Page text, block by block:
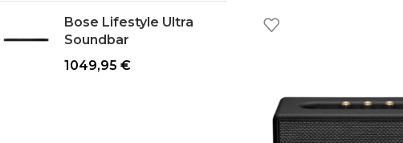
Bose Lifestyle Ultra
Soundbar
1049,95 €